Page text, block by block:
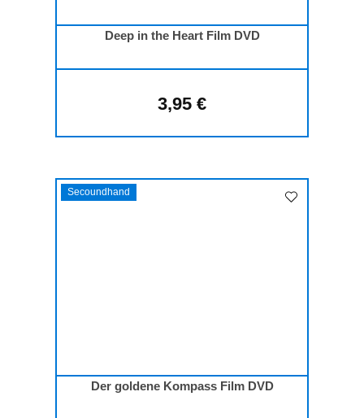
Deep in the Heart Film DVD
Regulärer Preis:
3,95 €
Secoundhand
Der goldene Kompass Film DVD